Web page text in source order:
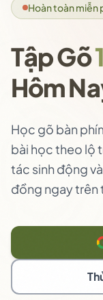
Hoàn toàn miễn
Tập Gõ
Hôm
Học gõ bàn
bài học theo lộ
tác sinh động
đồng ngay trên